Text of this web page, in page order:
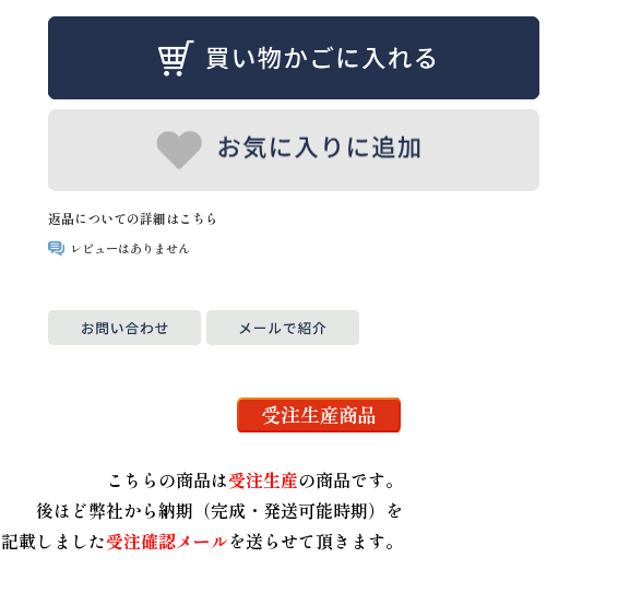
返品についての詳細はこちら
レビューはありません
こちらの商品は受注生産の商品です。
後ほど弊社から納期（完成・発送可能時期）を
記載しました受注確認メールを送らせて頂きます。